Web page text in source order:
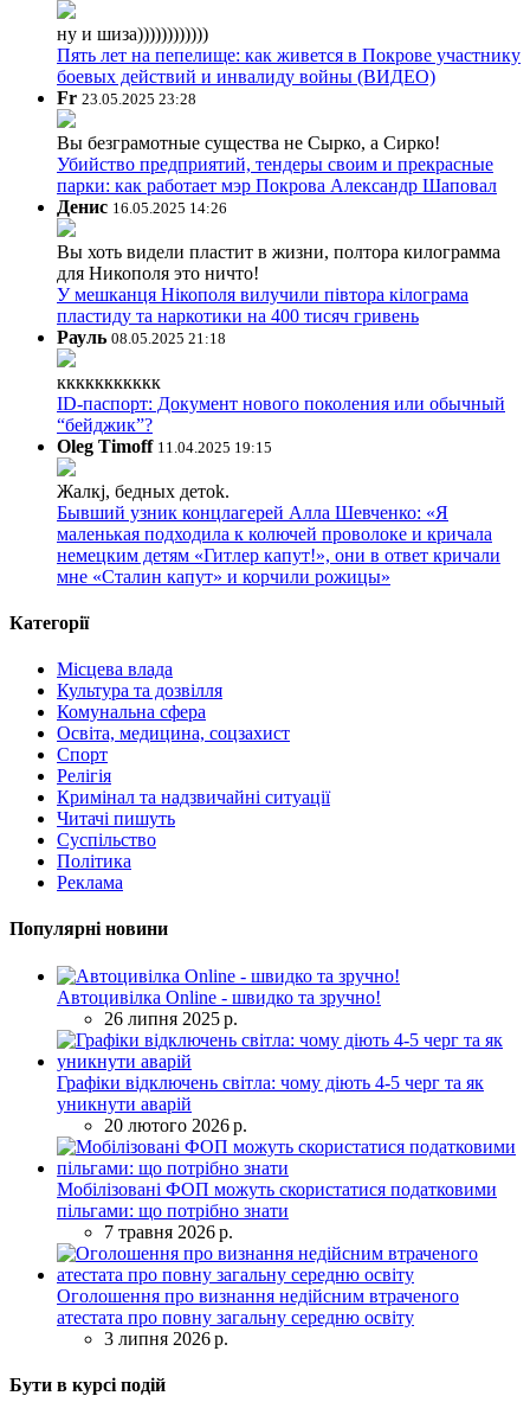
ну и шиза))))))))))))
Пять лет на пепелище: как живется в Покрове участнику
боевых действий и инвалиду войны (ВИДЕО)
Fr 23.05.2025 23:28
Вы безграмотные существа не Сырко, а Сирко!
Убийство предприятий, тендеры своим и прекрасные
парки: как работает мэр Покрова Александр Шаповал
Денис 16.05.2025 14:26
Вы хоть видели пластит в жизни, полтора килограмма
для Никополя это ничто!
У мешканця Нікополя вилучили півтора кілограма
пластиду та наркотики на 400 тисяч гривень
Рауль 08.05.2025 21:18
ккккккккккк
ID-паспорт: Документ нового поколения или обычный
“бейджик”?
Oleg Timoff 11.04.2025 19:15
Жалкj, бедных детok.
Бывший узник концлагерей Алла Шевченко: «Я
маленькая подходила к колючей проволоке и кричала
немецким детям «Гитлер капут!», они в ответ кричали
мне «Сталин капут» и корчили рожицы»
Категорії
Місцева влада
Культура та дозвілля
Комунальна сфера
Освіта, медицина, соцзахист
Спорт
Релігія
Кримінал та надзвичайні ситуації
Читачі пишуть
Суспільство
Політика
Реклама
Популярні новини
Автоцивілка Online - швидко та зручно!
26 липня 2025 р.
Графіки відключень світла: чому діють 4-5 черг та як
уникнути аварій
20 лютого 2026 р.
Мобілізовані ФОП можуть скористатися податковими
пільгами: що потрібно знати
7 травня 2026 р.
Оголошення про визнання недійсним втраченого
атестата про повну загальну середню освіту
3 липня 2026 р.
Бути в курсі подій